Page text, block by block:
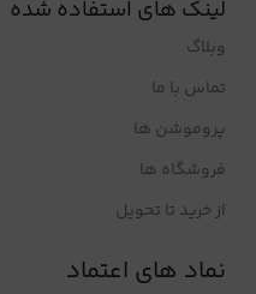
لینک های استفاده شده
وبلاگ
تماس با ما
پروموشن ها
فروشگاه ها
از خرید تا تحویل
نماد های اعتماد